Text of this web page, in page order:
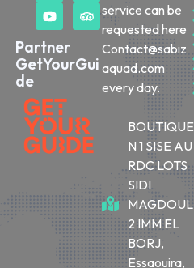
Partner
GetYourGui
de
service can be
requested here
Contact@sabiz
aquad.com
every day.
BOUTIQUE
N 1 SISE AU
RDC LOTS
SIDI
MAGDOUL
2 IMM EL
BORJ,
Essaouira,